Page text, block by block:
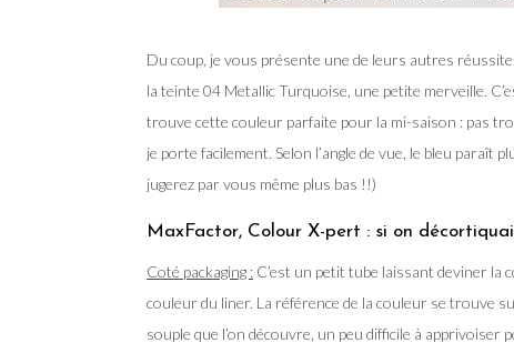
Du coup, je vous présente une de leurs autres
la teinte 04 Metallic Turquoise, une petite merveille.
trouve cette couleur parfaite pour la mi-saison : pas
je porte facilement. Selon l’angle de vue, le bleu
jugerez par vous même plus bas !!)
MaxFactor, Colour X-pert : si on
Coté packaging : C’est un petit tube laissant deviner la
couleur du liner. La référence de la couleur se trouve
souple que l’on découvre, un peu difficile à